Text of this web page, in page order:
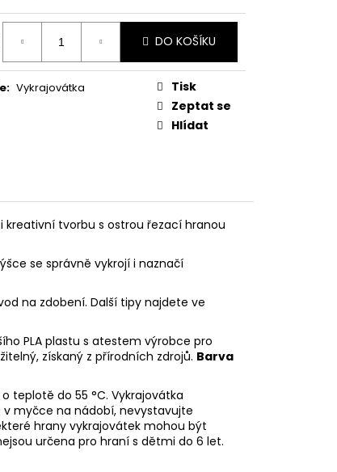
DO KOŠÍKU
: Vykrajovátka
Tisk
Zeptat se
Hlídat
kreativní tvorbu s ostrou řezací hranou
se správně vykrojí i naznačí
na zdobení. Další tipy najdete ve
PLA plastu s atestem výrobce pro
získaný z přírodních zdrojů. Barva
teplotě do 55 °C. Vykrajovátka
myčce na nádobí, nevystavujte
hrany vykrajovátek mohou být
určena pro hraní s dětmi do 6 let.